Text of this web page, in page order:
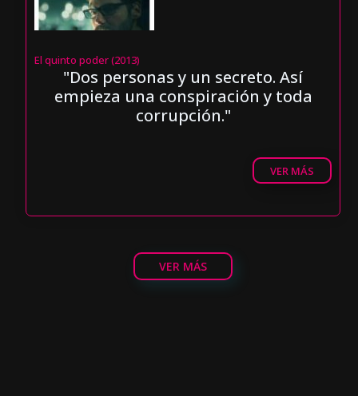
El quinto poder (2013)
"Dos personas y un secreto. Así
empieza una conspiración y toda
corrupción."
VER MÁS
VER MÁS